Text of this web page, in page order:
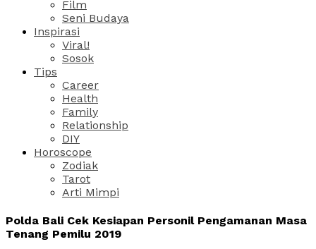
Film
Seni Budaya
Inspirasi
Viral!
Sosok
Tips
Career
Health
Family
Relationship
DIY
Horoscope
Zodiak
Tarot
Arti Mimpi
Polda Bali Cek Kesiapan Personil Pengamanan Masa
Tenang Pemilu 2019